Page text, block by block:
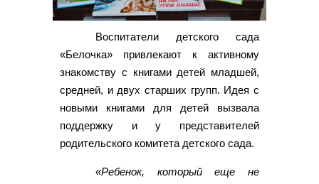
Воспитатели детского сада
«Белочка» привлекают к активному
знакомству с книгами детей младшей,
средней, и двух старших групп. Идея с
новыми книгами для детей вызвала
поддержку и у представителей
родительского комитета детского сада.
«Ребенок, который еще не